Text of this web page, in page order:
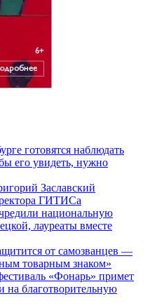
готовятся наблюдать
его увидеть, нужно
Заславский
ГИТИСа
национальную
лауреаты вместе
от самозванцев —
товарным знаком»
«Фонарь» примет
на благотворительную